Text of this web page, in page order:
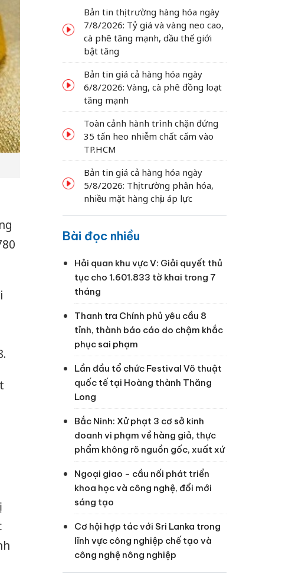
Bản tin thị trường hàng hóa ngày
7/8/2026: Tỷ giá và vàng neo cao,
cà phê tăng mạnh, dầu thế giới
bật tăng
Bản tin giá cả hàng hóa ngày
6/8/2026: Vàng, cà phê đồng loạt
tăng mạnh
Toàn cảnh hành trình chặn đứng
35 tấn heo nhiễm chất cấm vào
TP.HCM
Bản tin giá cả hàng hóa ngày
5/8/2026: Thị trường phân hóa,
nhiều mặt hàng chịu áp lực
Bài đọc nhiều
Hải quan khu vực V: Giải quyết thủ
tục cho 1.601.833 tờ khai trong 7
tháng
Thanh tra Chính phủ yêu cầu 8
tỉnh, thành báo cáo do chậm khắc
phục sai phạm
Lần đầu tổ chức Festival Võ thuật
quốc tế tại Hoàng thành Thăng
Long
Bắc Ninh: Xử phạt 3 cơ sở kinh
doanh vi phạm về hàng giả, thực
phẩm không rõ nguồn gốc, xuất xứ
Ngoại giao - cầu nối phát triển
khoa học và công nghệ, đổi mới
sáng tạo
Cơ hội hợp tác với Sri Lanka trong
lĩnh vực công nghiệp chế tạo và
công nghệ nông nghiệp